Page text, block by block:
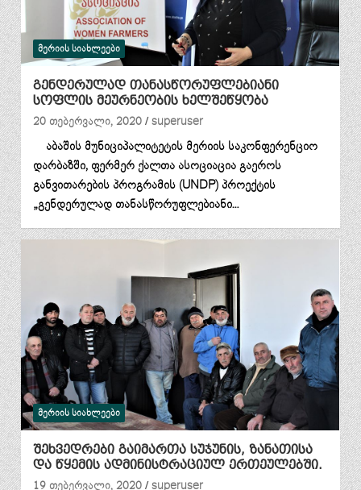
ᲛᲔᲠᲘᲘᲡ ᲡᲘᲐᲮᲚᲔᲔᲑᲘ
გენდერულად თანასწორუფლებიანი
სოფლის მეურნეობის ხელშეწყობა
20 თებერვალი, 2020
superuser
აბაშის მუნიციპალიტეტის მერიის საკონფერენციო
დარბაზში, ფერმერ ქალთა ასოციაცია გაეროს
განვითარების პროგრამის (UNDP) პროექტის
„გენდერულად თანასწორუფლებიანი…
ᲛᲔᲠᲘᲘᲡ ᲡᲘᲐᲮᲚᲔᲔᲑᲘ
შეხვედრები გაიმართა სუჯუნის, ზანათისა
და წყემის ადმინისტრაციულ ერთეულებში.
19 თებერვალი, 2020
superuser